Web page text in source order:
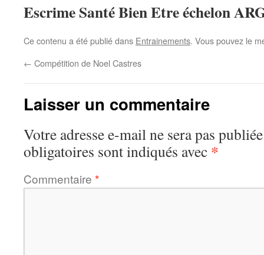
Escrime Santé Bien Etre échelon
Ce contenu a été publié dans Entrainements. Vous pouvez le
← Compétition de Noel Castres
Laisser un commentaire
Votre adresse e-mail ne sera pas
obligatoires sont indiqués avec *
Commentaire *